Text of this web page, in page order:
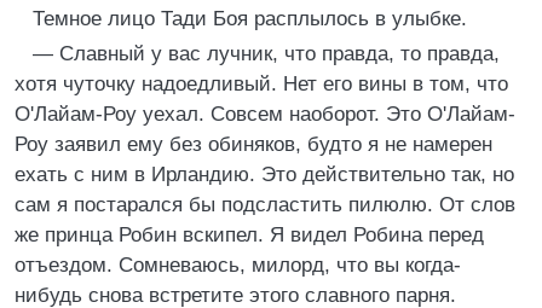
Темное лицо Тади Боя расплылось в улыбке.
— Славный у вас лучник, что правда, то правда,
хотя чуточку надоедливый. Нет его вины в том, что
О'Лайам-Роу уехал. Совсем наоборот. Это О'Лайам-
Роу заявил ему без обиняков, будто я не намерен
ехать с ним в Ирландию. Это действительно так, но
сам я постарался бы подсластить пилюлю. От слов
же принца Робин вскипел. Я видел Робина перед
отъездом. Сомневаюсь, милорд, что вы когда-
нибудь снова встретите этого славного парня.